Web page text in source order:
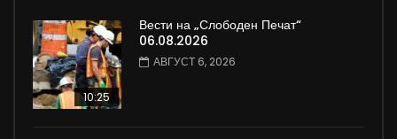
10:25
Вести на „Слободен Печат“
06.08.2026
АВГУСТ 6, 2026